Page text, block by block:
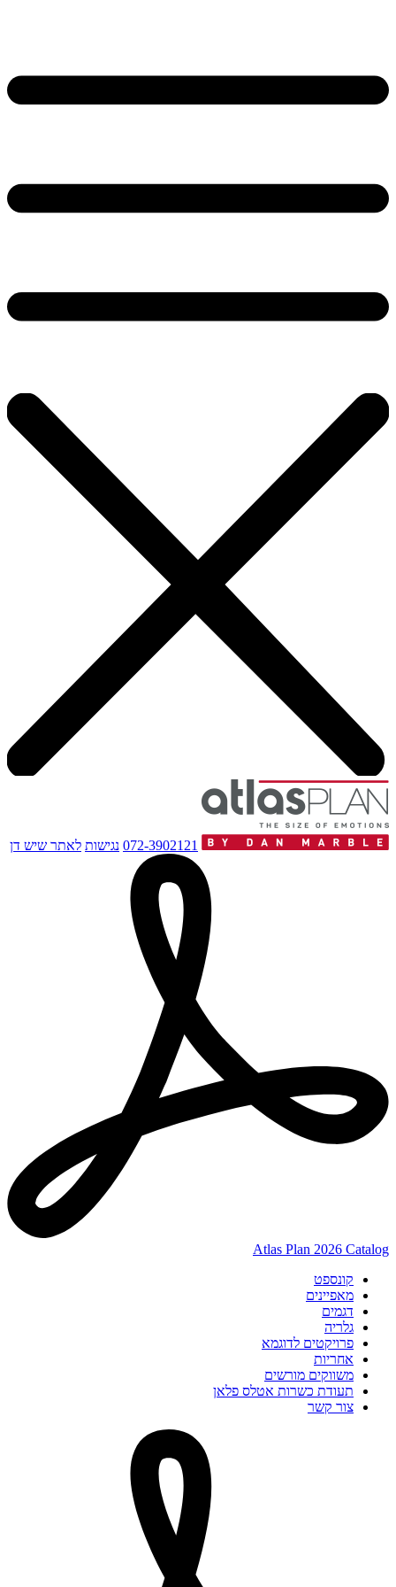
072-3902121 נגישות לאתר שיש דן
Atlas Plan 2026 Catalog
קונספט
מאפיינים
דגמים
גלריה
פרויקטים לדוגמא
אחריות
משווקים מורשים
תעודת כשרות אטלס פלאן
צור קשר